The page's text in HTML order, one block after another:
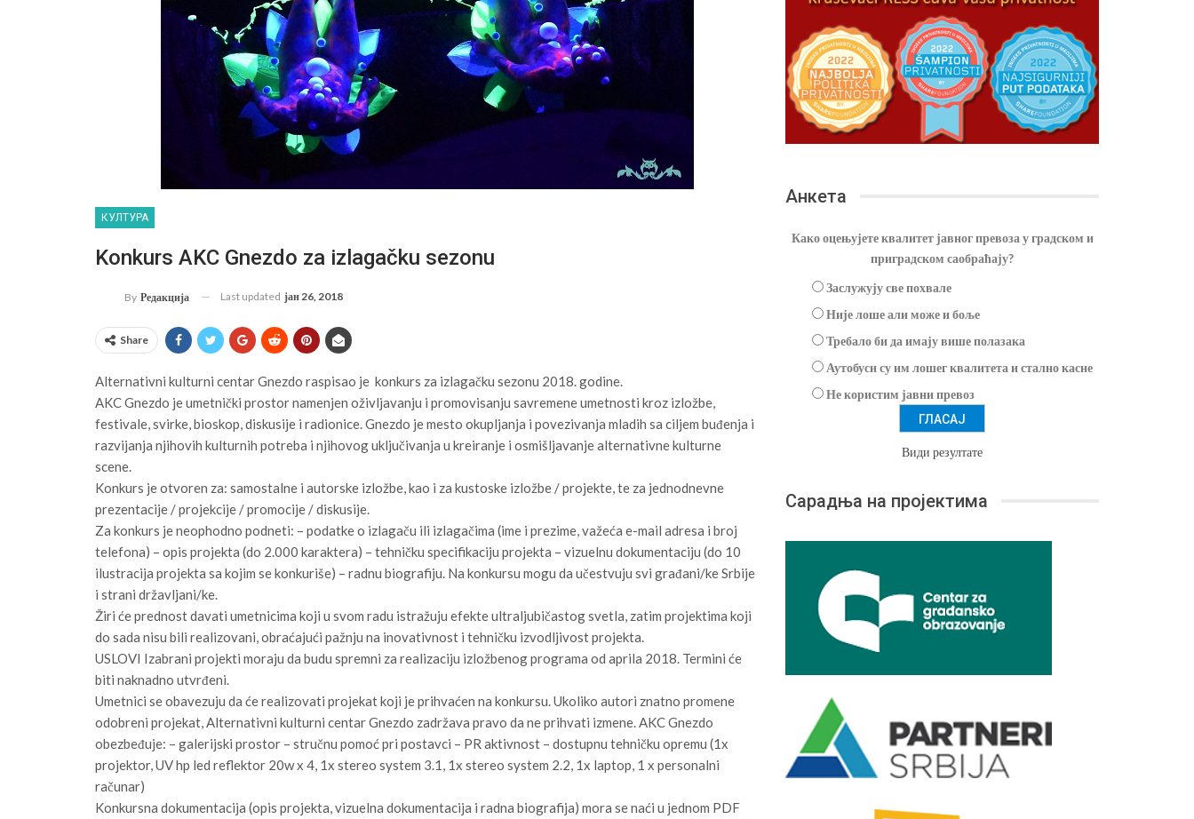
КУЛТУРА
Konkurs AKC Gnezdo za izlagačku sezonu
By Редакција Last updated јан 26, 2018
Share
Alternativni kulturni centar Gnezdo raspisao je konkurs za izlagačku sezonu 2018. godine.
AKC Gnezdo je umetnički prostor namenjen oživljavanju i promovisanju savremene umetnosti kroz izložbe,
festivale, svirke, bioskop, diskusije i radionice. Gnezdo je mesto okupljanja i povezivanja mladih sa ciljem buđenja i
razvijanja njihovih kulturnih potreba i njihovog uključivanja u kreiranje i osmišljavanje alternativne kulturne
scene.
Konkurs je otvoren za: samostalne i autorske izložbe, kao i za kustoske izložbe / projekte, te za jednodnevne
prezentacije / projekcije / promocije / diskusije.
Za konkurs je neophodno podneti: – podatke o izlagaču ili izlagačima (ime i prezime, važeća e-mail adresa i broj
telefona) – opis projekta (do 2.000 karaktera) – tehničku specifikaciju projekta – vizuelnu dokumentaciju (do 10
ilustracija projekta sa kojim se konkuriše) – radnu biografiju. Na konkursu mogu da učestvuju svi građani/ke Srbije
i strani državljani/ke.
Žiri će prednost davati umetnicima koji u svom radu istražuju efekte ultraljubičastog svetla, zatim projektima koji
do sada nisu bili realizovani, obraćajući pažnju na inovativnost i tehničku izvodljivost projekta.
USLOVI Izabrani projekti moraju da budu spremni za realizaciju izložbenog programa od aprila 2018. Termini će
biti naknadno utvrđeni.
Umetnici se obavezuju da će realizovati projekat koji je prihvaćen na konkursu. Ukoliko autori znatno promene
odobreni projekat, Alternativni kulturni centar Gnezdo zadržava pravo da ne prihvati izmene.AKC Gnezdo
obezbeđuje: – galerijski prostor – stručnu pomoć pri postavci – PR aktivnost – dostupnu tehničku opremu (1x
projektor, UV hp led reflektor 20w x 4, 1x stereo system 3.1, 1x stereo system 2.2, 1x laptop, 1 x personalni
računar)
Konkursna dokumentacija (opis projekta, vizuelna dokumentacija i radna biografija) mora se naći u jednom PDF
Анкета
Како оцењујете квалитет јавног превоза у градском и
приградском саобраћају?
Заслужују све похвале
Није лоше али може и боље
Требало би да имају више полазака
Аутобуси су им лошег квалитета и стално касне
Не користим јавни превоз
Види резултате
Сарадња на пројектима